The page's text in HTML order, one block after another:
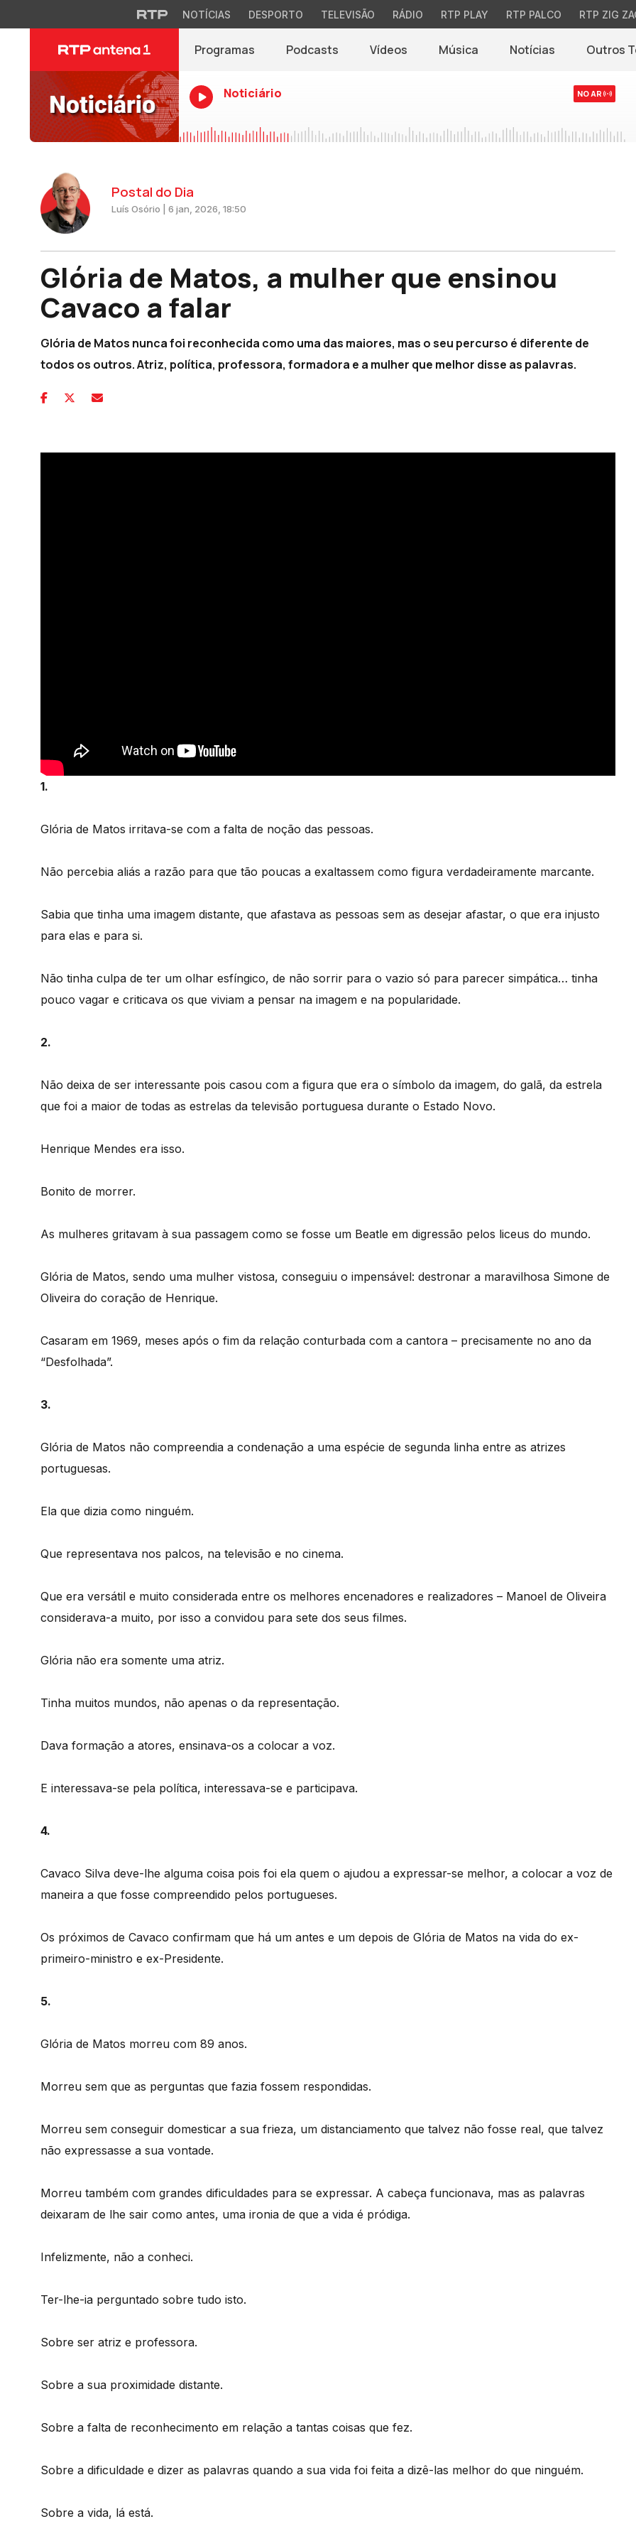
NOTÍCIAS DESPORTO TELEVISÃO RÁDIO RTP PLAY RTP PALCO RTP ZIG
Programas Podcasts Vídeos Música Notícias(abre em nova
Outros
Noticiário NO AR
Postal do Dia
Luís Osório | 6 jan, 2026, 18:50
Glória de Matos, a mulher que ensinou
Cavaco a falar
Glória de Matos nunca foi reconhecida como uma das maiores, mas o seu percurso é diferente de
todos os outros. Atriz, política, professora, formadora e a mulher que melhor disse as palavras.
1.
Glória de Matos irritava-se com a falta de noção das pessoas.
Não percebia aliás a razão para que tão poucas a exaltassem como figura verdadeiramente marcante.
Sabia que tinha uma imagem distante, que afastava as pessoas sem as desejar afastar, o que era injusto
para elas e para si.
Não tinha culpa de ter um olhar esfíngico, de não sorrir para o vazio só para parecer simpática… tinha
pouco vagar e criticava os que viviam a pensar na imagem e na popularidade.
2.
Não deixa de ser interessante pois casou com a figura que era o símbolo da imagem, do galã, da estrela
que foi a maior de todas as estrelas da televisão portuguesa durante o Estado Novo.
Henrique Mendes era isso.
Bonito de morrer.
As mulheres gritavam à sua passagem como se fosse um Beatle em digressão pelos liceus do mundo.
Glória de Matos, sendo uma mulher vistosa, conseguiu o impensável: destronar a maravilhosa Simone de
Oliveira do coração de Henrique.
Casaram em 1969, meses após o fim da relação conturbada com a cantora – precisamente no ano da
“Desfolhada”.
3.
Glória de Matos não compreendia a condenação a uma espécie de segunda linha entre as atrizes
portuguesas.
Ela que dizia como ninguém.
Que representava nos palcos, na televisão e no cinema.
Que era versátil e muito considerada entre os melhores encenadores e realizadores – Manoel de Oliveira
considerava-a muito, por isso a convidou para sete dos seus filmes.
Glória não era somente uma atriz.
Tinha muitos mundos, não apenas o da representação.
Dava formação a atores, ensinava-os a colocar a voz.
E interessava-se pela política, interessava-se e participava.
4.
Cavaco Silva deve-lhe alguma coisa pois foi ela quem o ajudou a expressar-se melhor, a colocar a voz de
maneira a que fosse compreendido pelos portugueses.
Os próximos de Cavaco confirmam que há um antes e um depois de Glória de Matos na vida do ex-
primeiro-ministro e ex-Presidente.
5.
Glória de Matos morreu com 89 anos.
Morreu sem que as perguntas que fazia fossem respondidas.
Morreu sem conseguir domesticar a sua frieza, um distanciamento que talvez não fosse real, que talvez
não expressasse a sua vontade.
Morreu também com grandes dificuldades para se expressar. A cabeça funcionava, mas as palavras
deixaram de lhe sair como antes, uma ironia de que a vida é pródiga.
Infelizmente, não a conheci.
Ter-lhe-ia perguntado sobre tudo isto.
Sobre ser atriz e professora.
Sobre a sua proximidade distante.
Sobre a falta de reconhecimento em relação a tantas coisas que fez.
Sobre a dificuldade e dizer as palavras quando a sua vida foi feita a dizê-las melhor do que ninguém.
Sobre a vida, lá está.